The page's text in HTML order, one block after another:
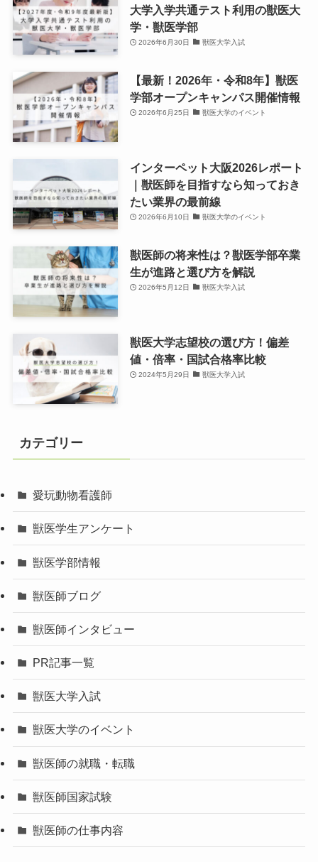
大学入学共通テスト利用の獣医大
学・獣医学部
2026年6月30日 獣医大学入試
【最新！2026年・令和8年】獣医
学部オープンキャンパス開催情報
2026年6月25日 獣医大学のイベント
インターペット大阪2026レポート
｜獣医師を目指すなら知っておき
たい業界の最前線
2026年6月10日 獣医大学のイベント
獣医師の将来性は？獣医学部卒業
生が進路と選び方を解説
2026年5月12日 獣医大学入試
獣医大学志望校の選び方！偏差
値・倍率・国試合格率比較
2024年5月29日 獣医大学入試
カテゴリー
愛玩動物看護師
獣医学生アンケート
獣医学部情報
獣医師ブログ
獣医師インタビュー
PR記事一覧
獣医大学入試
獣医大学のイベント
獣医師の就職・転職
獣医師国家試験
獣医師の仕事内容